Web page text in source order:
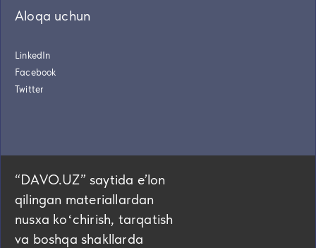
Aloqa uchun
LinkedIn
Facebook
Twitter
“DAVO.UZ” saytida eʼlon
qilingan materiallardan
nusxa koʻchirish, tarqatish
va boshqa shakllarda